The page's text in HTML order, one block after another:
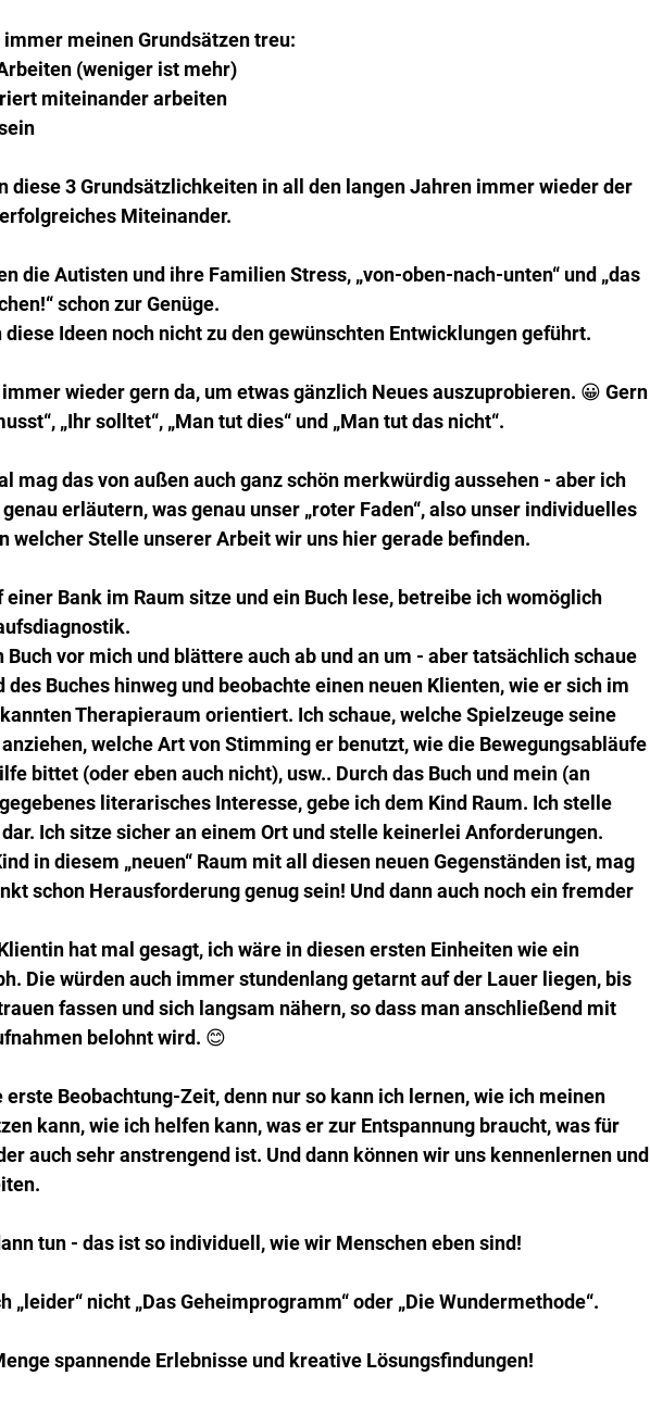
meinen Grundsätzen treu:
(weniger ist mehr)
miteinander arbeiten
diese 3 Grundsätzlichkeiten in all den langen Jahren immer wieder der
Miteinander.
die Autisten und ihre Familien Stress, „von-oben-nach-unten“ und „das
schon zur Genüge.
diese Ideen noch nicht zu den gewünschten Entwicklungen geführt.
wieder gern da, um etwas gänzlich Neues auszuprobieren. 😀 Gern
„Ihr solltet“, „Man tut dies“ und „Man tut das nicht“.
mag das von außen auch ganz schön merkwürdig aussehen - aber ich
erläutern, was genau unser „roter Faden“, also unser individuelles
welcher Stelle unserer Arbeit wir uns hier gerade befinden.
einer Bank im Raum sitze und ein Buch lese, betreibe ich womöglich
Buch vor mich und blättere auch ab und an um - aber tatsächlich schaue
des Buches hinweg und beobachte einen neuen Klienten, wie er sich im
Therapieraum orientiert. Ich schaue, welche Spielzeuge seine
welche Art von Stimming er benutzt, wie die Bewegungsabläufe
bittet (oder eben auch nicht), usw.. Durch das Buch und mein (an
literarisches Interesse, gebe ich dem Kind Raum. Ich stelle
Ich sitze sicher an einem Ort und stelle keinerlei Anforderungen.
in diesem „neuen“ Raum mit all diesen neuen Gegenständen ist, mag
schon Herausforderung genug sein! Und dann auch noch ein fremder
hat mal gesagt, ich wäre in diesen ersten Einheiten wie ein
Die würden auch immer stundenlang getarnt auf der Lauer liegen, bis
fassen und sich langsam nähern, so dass man anschließend mit
belohnt wird. 😊
erste Beobachtung-Zeit, denn nur so kann ich lernen, wie ich meinen
kann, wie ich helfen kann, was er zur Entspannung braucht, was für
auch sehr anstrengend ist. Und dann können wir uns kennenlernen und
tun - das ist so individuell, wie wir Menschen eben sind!
„leider“ nicht „Das Geheimprogramm“ oder „Die Wundermethode“.
spannende Erlebnisse und kreative Lösungsfindungen!